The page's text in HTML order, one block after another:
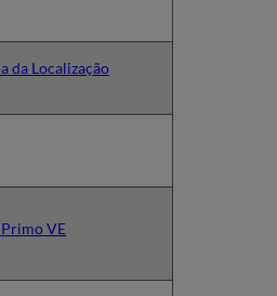
da Localização
VE